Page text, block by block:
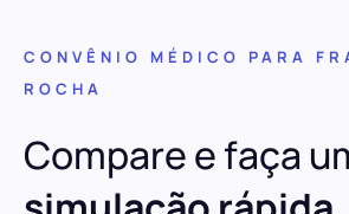
CONVÊNIO MÉDICO PARA
ROCHA
Compare e faça